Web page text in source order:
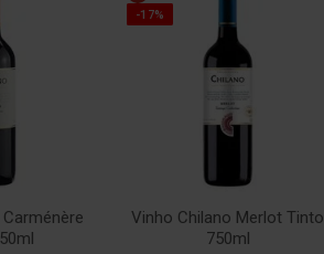
-17%
Vinho Chilano Merlot Tinto
750ml